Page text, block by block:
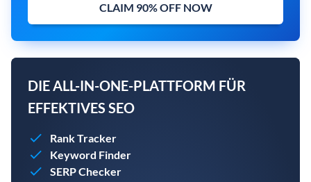
CLAIM 90% OFF NOW
DIE ALL-IN-ONE-PLATTFORM FÜR
EFFEKTIVES SEO
Rank Tracker
Keyword Finder
SERP Checker